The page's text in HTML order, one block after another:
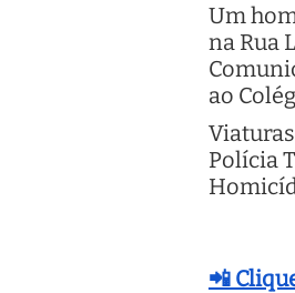
Um
na Rua
ao
Polícia
📲